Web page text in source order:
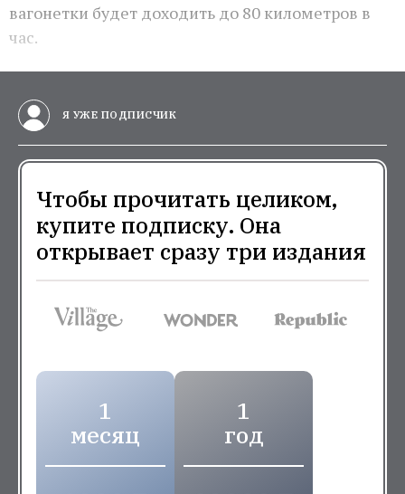
вагонетки будет доходить до 80 километров в
час.
Я УЖЕ ПОДПИСЧИК
Чтобы прочитать целиком,
купите подписку. Она
открывает сразу три издания
1
месяц
1
год